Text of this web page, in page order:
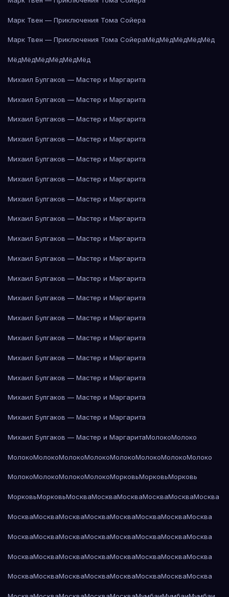
Марк Твен — Приключения Тома Сойера
Марк Твен — Приключения Тома СойераМёдМёдМёдМёдМёд
МёдМёдМёдМёдМёдМёд
Михаил Булгаков — Мастер и Маргарита
Михаил Булгаков — Мастер и Маргарита
Михаил Булгаков — Мастер и Маргарита
Михаил Булгаков — Мастер и Маргарита
Михаил Булгаков — Мастер и Маргарита
Михаил Булгаков — Мастер и Маргарита
Михаил Булгаков — Мастер и Маргарита
Михаил Булгаков — Мастер и Маргарита
Михаил Булгаков — Мастер и Маргарита
Михаил Булгаков — Мастер и Маргарита
Михаил Булгаков — Мастер и Маргарита
Михаил Булгаков — Мастер и Маргарита
Михаил Булгаков — Мастер и Маргарита
Михаил Булгаков — Мастер и Маргарита
Михаил Булгаков — Мастер и Маргарита
Михаил Булгаков — Мастер и Маргарита
Михаил Булгаков — Мастер и Маргарита
Михаил Булгаков — Мастер и Маргарита
Михаил Булгаков — Мастер и МаргаритаМолокоМолоко
МолокоМолокоМолокоМолокоМолокоМолокоМолокоМолоко
МолокоМолокоМолокоМолокоМорковьМорковьМорковь
МорковьМорковьМоскваМоскваМоскваМоскваМоскваМосква
МоскваМоскваМоскваМоскваМоскваМоскваМоскваМосква
МоскваМоскваМоскваМоскваМоскваМоскваМоскваМосква
МоскваМоскваМоскваМоскваМоскваМоскваМоскваМосква
МоскваМоскваМоскваМоскваМоскваМоскваМоскваМосква